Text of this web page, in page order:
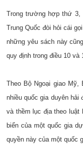
Trong trường hợp thứ 3,
Trung Quốc đòi hỏi cái
những yêu sách này
quy định trong điều 10 và
Theo Bộ Ngoại giao
nhiều quốc gia duyên
và thềm lục địa theo luật
biển của một quốc gia
quyền này của một quốc